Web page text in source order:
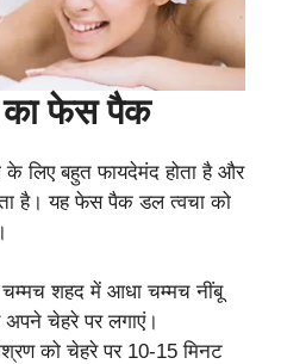
का फेस पैक
के लिए बहुत फायदेमंद होता है और
है। यह फेस पैक डल त्वचा को
शहद में आधा चम्मच नींबू
चेहरे पर लगाएं।
को चेहरे पर 10-15 मिनट